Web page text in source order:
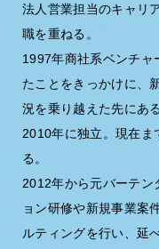
法人営業担当のキャリ
職を重ねる。
1997年商社系ベンチャ
たことをきっかけに、
況を乗り越えた先にあ
2010年に独立。現在ま
る。
2012年から元バーテン
ョン研修や新規事業案
ルティングを行い、延